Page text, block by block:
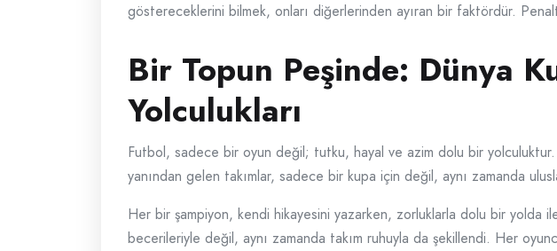
göstereceklerini bilmek, onları diğerlerinden ayıran bir faktördür.
Bir Topun Peşinde: Dünya
Yolculukları
Futbol, sadece bir oyun değil; tutku, hayal ve azim dolu bir
yanından gelen takımlar, sadece bir kupa için değil, aynı zamanda
Her bir şampiyon, kendi hikayesini yazarken, zorluklarla dolu bir
becerileriyle değil, aynı zamanda takım ruhuyla da şekillendi. Her